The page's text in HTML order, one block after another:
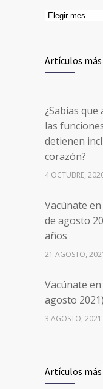
Artículos
¿Sabías
las
detienen
corazón?
4 OCTUBRE,
Vacúnate
de agosto
años
21 AGOSTO,
Vacúnate
agosto 2021)
3 AGOSTO, 2021
de agosto
años
Artículos